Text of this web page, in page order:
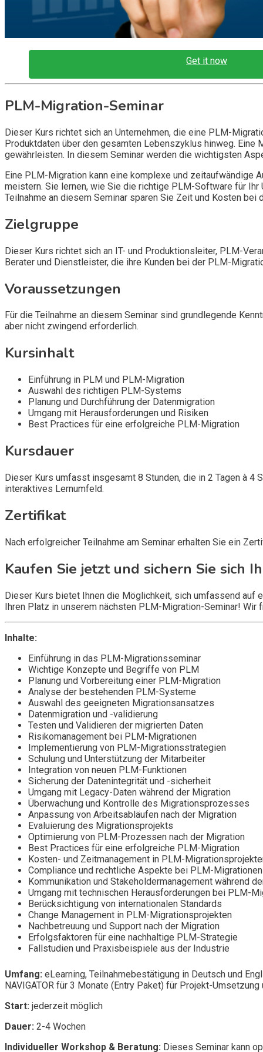
Get it now
PLM-Migration-Seminar
Dieser Kurs richtet sich an Unternehmen, die eine PLM-
Produktdaten über den gesamten Lebenszyklus hinweg.
gewährleisten. In diesem Seminar werden die wichtigsten
Eine PLM-Migration kann eine komplexe und zeitaufwändige
meistern. Sie lernen, wie Sie die richtige PLM-Software für
Teilnahme an diesem Seminar sparen Sie Zeit und Kosten
Zielgruppe
Dieser Kurs richtet sich an IT- und Produktionsleiter, PLM-
Berater und Dienstleister, die ihre Kunden bei der PLM-
Voraussetzungen
Für die Teilnahme an diesem Seminar sind grundlegende
aber nicht zwingend erforderlich.
Kursinhalt
Einführung in PLM und PLM-Migration
Auswahl des richtigen PLM-Systems
Planung und Durchführung der Datenmigration
Umgang mit Herausforderungen und Risiken
Best Practices für eine erfolgreiche PLM-Migration
Kursdauer
Dieser Kurs umfasst insgesamt 8 Stunden, die in 2 Tagen à 4
interaktives Lernumfeld.
Zertifikat
Nach erfolgreicher Teilnahme am Seminar erhalten Sie ein
Kaufen Sie jetzt und sichern Sie sich
Dieser Kurs bietet Ihnen die Möglichkeit, sich umfassend auf
Ihren Platz in unserem nächsten PLM-Migration-Seminar!
Inhalte:
Einführung in das PLM-Migrationsseminar
Wichtige Konzepte und Begriffe von PLM
Planung und Vorbereitung einer PLM-Migration
Analyse der bestehenden PLM-Systeme
Auswahl des geeigneten Migrationsansatzes
Datenmigration und -validierung
Testen und Validieren der migrierten Daten
Risikomanagement bei PLM-Migrationen
Implementierung von PLM-Migrationsstrategien
Schulung und Unterstützung der Mitarbeiter
Integration von neuen PLM-Funktionen
Sicherung der Datenintegrität und -sicherheit
Umgang mit Legacy-Daten während der Migration
Überwachung und Kontrolle des Migrationsprozesses
Anpassung von Arbeitsabläufen nach der Migration
Evaluierung des Migrationsprojekts
Optimierung von PLM-Prozessen nach der Migration
Best Practices für eine erfolgreiche PLM-Migration
Kosten- und Zeitmanagement in PLM-
Compliance und rechtliche Aspekte bei PLM-Migrationen
Kommunikation und Stakeholdermanagement während
Umgang mit technischen Herausforderungen bei PLM-
Berücksichtigung von internationalen Standards
Change Management in PLM-Migrationsprojekten
Nachbetreuung und Support nach der Migration
Erfolgsfaktoren für eine nachhaltige PLM-Strategie
Fallstudien und Praxisbeispiele aus der Industrie
Umfang: eLearning, Teilnahmebestätigung in Deutsch und
NAVIGATOR für 3 Monate (Entry Paket) für Projekt-
Start: jederzeit möglich
Dauer: 2-4 Wochen
Individueller Workshop & Beratung: Dieses Seminar kann